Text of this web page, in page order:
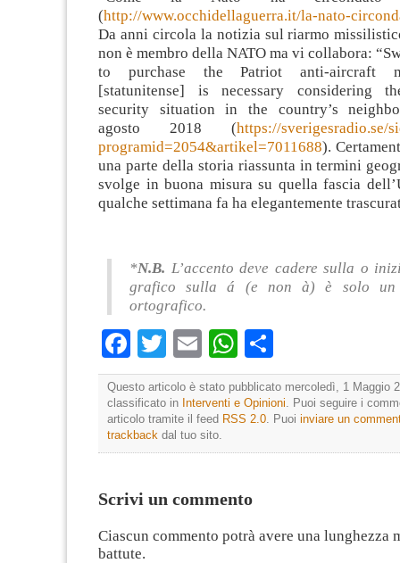
(http://www.occhidellaguerra.it/la-nato-
Da anni circola la notizia sul riarmo
non è membro della NATO ma vi collabora:
to purchase the Patriot anti-aircraft
[statunitense] is necessary considering
security situation in the country’s
agosto 2018 (https://sverigesradio.se/
programid=2054&artikel=7011688).
una parte della storia riassunta in termini
svolge in buona misura su quella fascia
qualche settimana fa ha elegantemente
*N.B. L’accento deve cadere sulla o
grafico sulla á (e non à) è solo un
ortografico.
Facebook
TwitterEmailWhatsApp
Questo articolo è stato pubblicato mercoledì, 1 Maggio
classificato in Interventi e Opinioni . Puoi seguire i
articolo tramite il feed RSS 2.0 . Puoi inviare un
trackback dal tuo sito.
Scrivi un commento
Ciascun commento potrà avere una lunghezza
battute.